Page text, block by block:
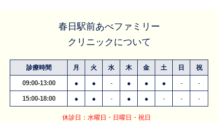
春日駅前あべファミリー
クリニックについて
休診日：水曜日・日曜日・祝日
診療時間 月 火 水 木 金 土 日 祝
09:00-13:00 ● ● - ● ● ● - -
15:00-18:00 ● ● - ● ● - - -